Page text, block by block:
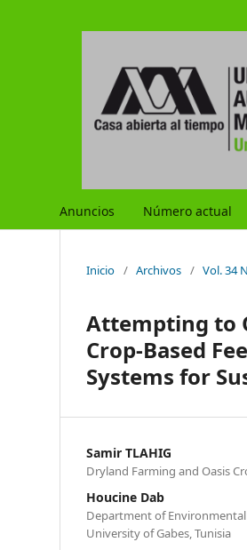
Anuncios Número actual
Inicio / Archivos / Vol. 34
Attempting to
Crop-Based
Systems for
Samir TLAHIG
Dryland Farming and Oasis
Houcine Dab
Department of
University of Gabes, Tunisia